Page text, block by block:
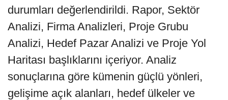
durumları değerlendirildi. Rapor, Sektör
Analizi, Firma Analizleri, Proje Grubu
Analizi, Hedef Pazar Analizi ve Proje Yol
Haritası başlıklarını içeriyor. Analiz
sonuçlarına göre kümenin güçlü yönleri,
gelişime açık alanları, hedef ülkeler ve